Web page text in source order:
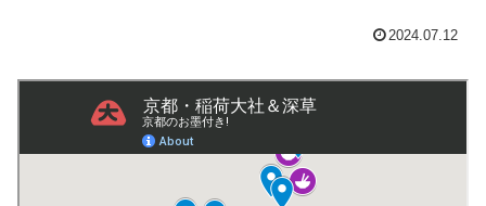
2024.07.12